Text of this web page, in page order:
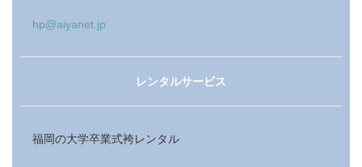
hp@aiyanet.jp
レンタルサービス
福岡の大学卒業式袴レンタル